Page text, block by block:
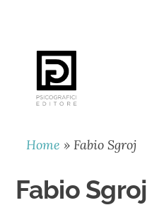
PSICOGRAFICI
EDITORE
Home »Fabio Sgroj
Fabio Sgroj